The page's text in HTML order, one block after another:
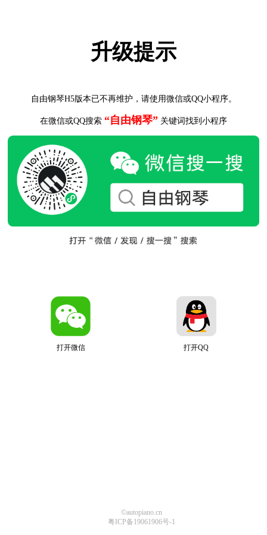
升级提示
自由钢琴H5版本已不再维护，请使用微信或QQ小程序。
在微信或QQ搜索 “自由钢琴” 关键词找到小程序
打开微信 打开QQ
©autopiano.cn
粤ICP备19061906号-1